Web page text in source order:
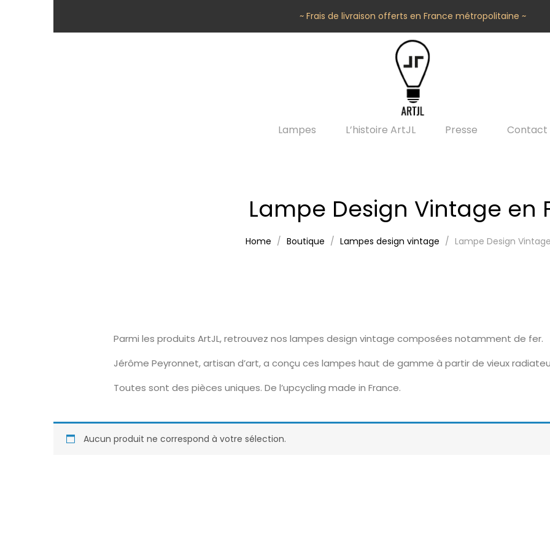
~ Frais de livraison offerts en France métropolitaine ~
Lampes L’histoire ArtJL Presse Contact
Lampe Design Vintage en
Home Boutique Lampes design vintage Lampe Design
Parmi les produits ArtJL, retrouvez nos lampes design vintage composées notamment de fer.
Jérôme Peyronnet, artisan d’art, a conçu ces lampes haut de gamme à partir de vieux
Toutes sont des pièces uniques. De l’upcycling made in France.
Aucun produit ne correspond à votre sélection.